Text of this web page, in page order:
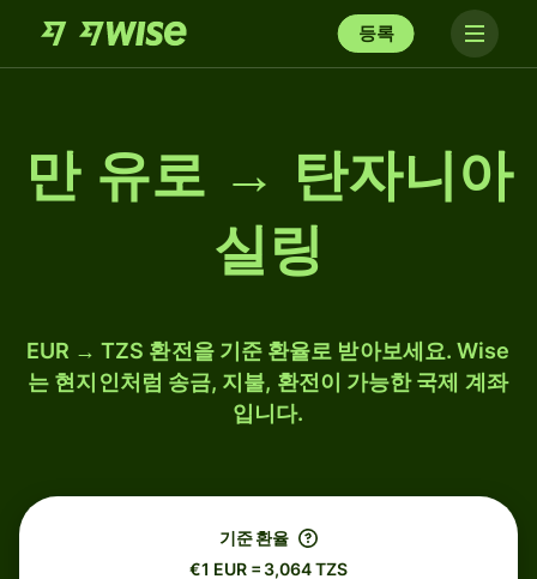
등록
만 유로 → 탄자니아
실링
EUR → TZS 환전을 기준 환율로 받아보세요. Wise
는 현지인처럼 송금, 지불, 환전이 가능한 국제 계좌
입니다.
기준 환율
€1 EUR = 3,064 TZS